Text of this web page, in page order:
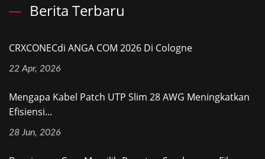
Berita Terbaru
CRXCONECdi ANGA COM 2026 Di Cologne
22 Apr, 2026
Mengapa Kabel Patch UTP Slim 28 AWG Meningkatkan
Efisiensi...
28 Jun, 2026